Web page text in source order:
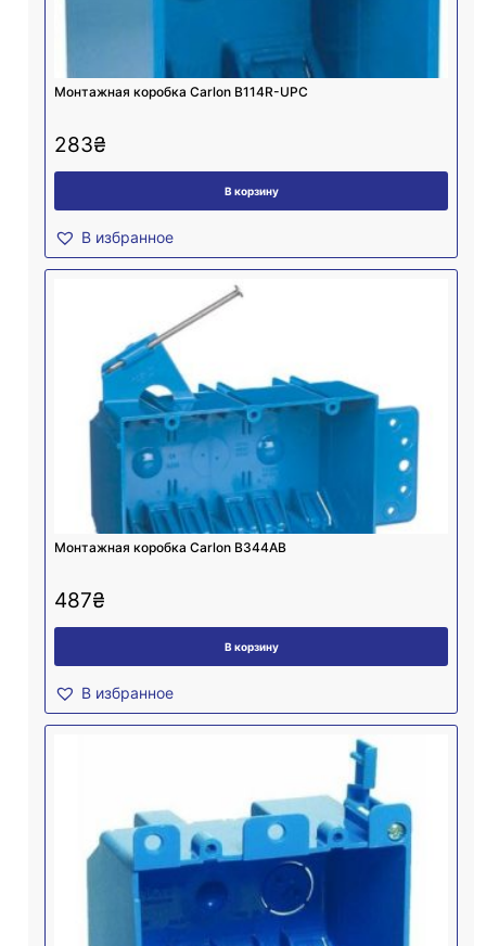
Монтажная коробка Carlon B114R-UPC
283₴
В корзину
В избранное
Монтажная коробка Carlon B344AB
487₴
В корзину
В избранное